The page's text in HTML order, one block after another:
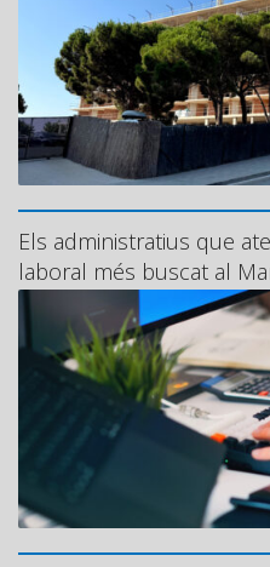
Els administratius que
laboral més buscat al